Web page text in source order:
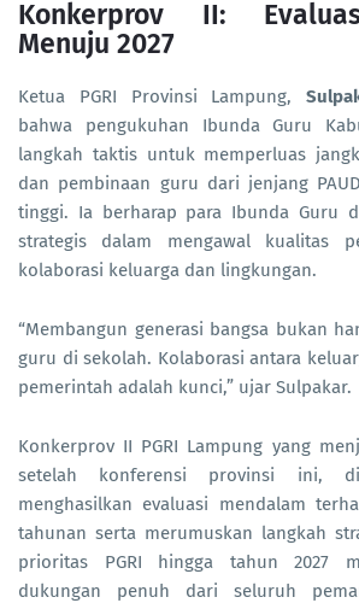
Konkerprov II:
Menuju 2027
Ketua PGRI Provinsi Lampung,
bahwa pengukuhan Ibunda Guru
langkah taktis untuk memperluas
dan pembinaan guru dari jenjang
tinggi. Ia berharap para Ibunda Guru
strategis dalam mengawal kualitas
kolaborasi keluarga dan lingkungan.
“Membangun generasi bangsa bukan
guru di sekolah. Kolaborasi antara
pemerintah adalah kunci,” ujar Sulpakar.
Konkerprov II PGRI Lampung yang
setelah konferensi provinsi ini,
menghasilkan evaluasi mendalam
tahunan serta merumuskan langkah
prioritas PGRI hingga tahun 2027
dukungan penuh dari seluruh